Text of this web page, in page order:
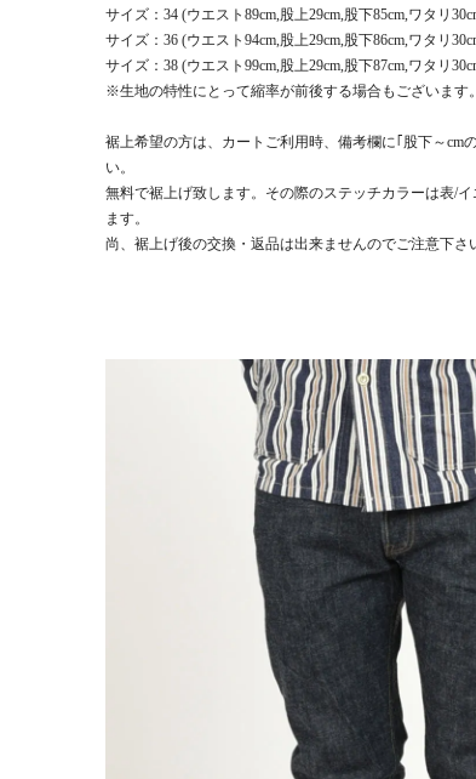
サイズ：34 (ウエスト89cm,股上29cm,股下85cm,ワタリ
サイズ：36 (ウエスト94cm,股上29cm,股下86cm,ワタリ
サイズ：38 (ウエスト99cm,股上29cm,股下87cm,ワタリ
※生地の特性にとって縮率が前後する場合もございます
裾上希望の方は、カートご利用時、備考欄に｢股下～cm
い。
無料で裾上げ致します。その際のステッチカラーは表/
ます。
尚、裾上げ後の交換・返品は出来ませんのでご注意下さ